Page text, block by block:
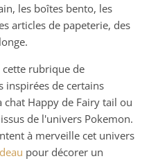
les boîtes bento, les
articles de papeterie, des
cette rubrique de
inspirées de certains
Happy de Fairy tail ou
de l'univers Pokemon.
à merveille cet univers
pour décorer un